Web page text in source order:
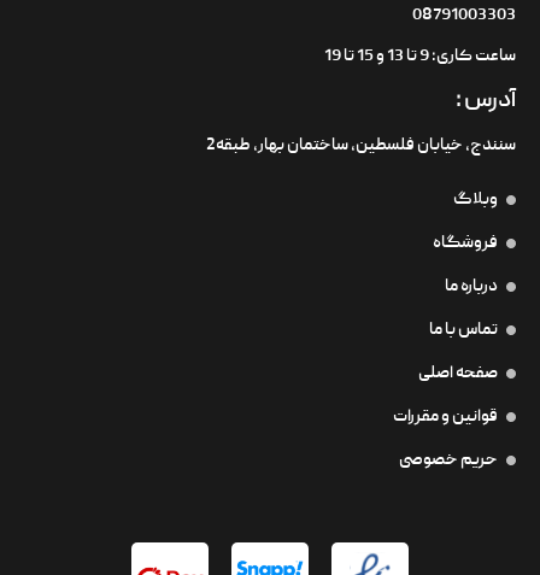
08791003303
ساعت کاری: 9 تا 13 و 15 تا 19
آدرس :
سنندج، خیابان فلسطین،‌ ساختمان بهار، طبقه2
وبلاگ
فروشگاه
درباره ما
تماس با ما
صفحه اصلی
قوانین و مقررات
حریم خصوصی